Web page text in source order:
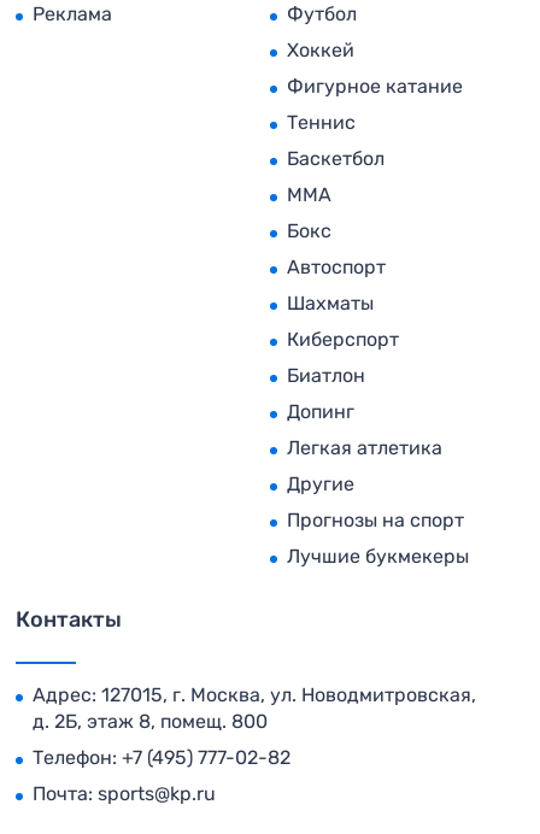
Реклама
Футбол
Хоккей
Фигурное катание
Теннис
Баскетбол
MMA
Бокс
Автоспорт
Шахматы
Киберспорт
Биатлон
Допинг
Легкая атлетика
Другие
Прогнозы на спорт
Лучшие букмекеры
Контакты
Адрес: 127015, г. Москва, ул. Новодмитровская,
д. 2Б, этаж 8, помещ. 800
Телефон: +7 (495) 777-02-82
Почта: sports@kp.ru